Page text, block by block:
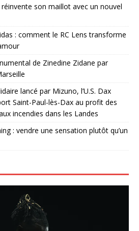
son maillot avec un nouvel
: comment le RC Lens transforme
de Zinedine Zidane par
lancé par Mizuno, l’U.S. Dax
Saint-Paul-lès-Dax au profit des
incendies dans les Landes
: vendre une sensation plutôt qu’un